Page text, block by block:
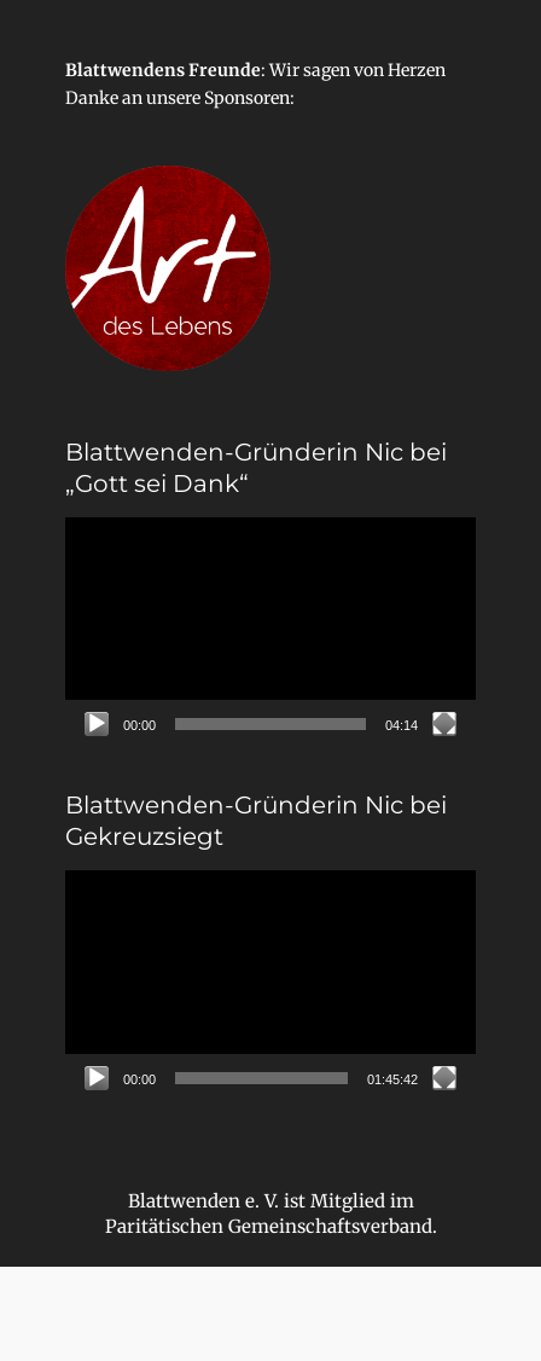
Blattwendens Freunde: Wir sagen von Herzen
Danke an unsere Sponsoren:
Blattwenden-Gründerin Nic bei
„Gott sei Dank“
00:00 04:14
Blattwenden-Gründerin Nic bei
Gekreuzsiegt
00:00 01:45:42
Blattwenden e. V. ist Mitglied im
Paritätischen Gemeinschaftsverband.